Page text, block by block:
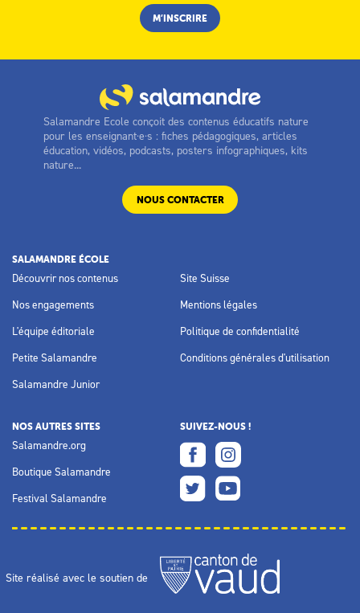
Salamandre Ecole conçoit des contenus éducatifs nature
pour les enseignant·e·s : fiches pédagogiques, articles
éducation, vidéos, podcasts, posters infographiques, kits
nature...
NOUS CONTACTER
SALAMANDRE ÉCOLE
Découvrir nos contenus
Nos engagements
L'équipe éditoriale
Petite Salamandre
Salamandre Junior
Site Suisse
Mentions légales
Politique de confidentialité
Conditions générales d'utilisation
NOS AUTRES SITES
Salamandre.org
Boutique Salamandre
Festival Salamandre
SUIVEZ-NOUS !
Site réalisé avec le soutien de